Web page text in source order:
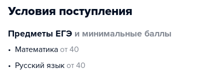
Условия поступления
Предметы ЕГЭ и минимальные баллы
математика от 40
русский язык от 40